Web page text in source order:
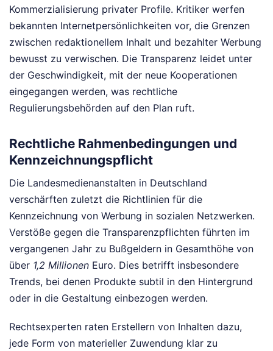
Kommerzialisierung privater Profile. Kritiker werfen
bekannten Internetpersönlichkeiten vor, die Grenzen
zwischen redaktionellem Inhalt und bezahlter Werbung
bewusst zu verwischen. Die Transparenz leidet unter
der Geschwindigkeit, mit der neue Kooperationen
eingegangen werden, was rechtliche
Regulierungsbehörden auf den Plan ruft.
Rechtliche Rahmenbedingungen und
Kennzeichnungspflicht
Die Landesmedienanstalten in Deutschland
verschärften zuletzt die Richtlinien für die
Kennzeichnung von Werbung in sozialen Netzwerken.
Verstöße gegen die Transparenzpflichten führten im
vergangenen Jahr zu Bußgeldern in Gesamthöhe von
über 1,2 Millionen Euro. Dies betrifft insbesondere
Trends, bei denen Produkte subtil in den Hintergrund
oder in die Gestaltung einbezogen werden.
Rechtsexperten raten Erstellern von Inhalten dazu,
jede Form von materieller Zuwendung klar zu